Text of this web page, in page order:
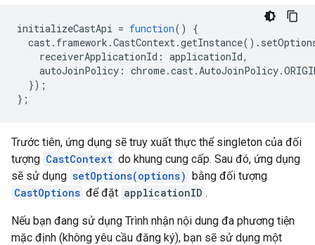
initializeCastApi = function()
{
cast. framework .CastContext.getInstance().
receiverApplicationId : applicationId,
autoJoinPolicy : chrome.cast.AutoJoinPolicy.
});
};
Trước tiên, ứng dụng sẽ truy xuất thực thể singleton của đối
tượng CastContext do khung cung cấp. Sau đó, ứng dụng
sẽ sử dụng setOptions(options) bằng đối tượng
CastOptions để đặt applicationID .
Nếu bạn đang sử dụng Trình nhận nội dung đa phương tiện
mặc định (không yêu cầu đăng ký), bạn sẽ sử dụng một